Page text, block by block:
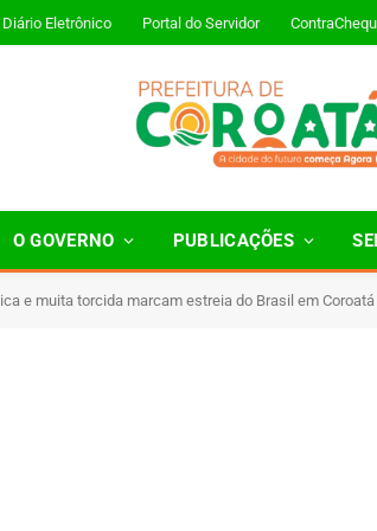
Diário Eletrônico Portal do Servidor
O GOVERNO PUBLICAÇÕES
e muita torcida marcam estreia do Brasil em Coroatá